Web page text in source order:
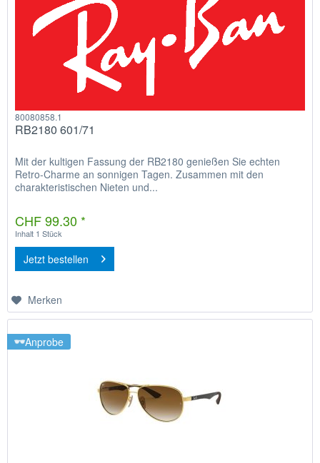
80080858.1
RB2180 601/71
Mit der kultigen Fassung der RB2180 genießen Sie echten
Retro-Charme an sonnigen Tagen. Zusammen mit den
charakteristischen Nieten und...
CHF 99.30 *
Inhalt 1 Stück
Jetzt bestellen
Merken
Anprobe